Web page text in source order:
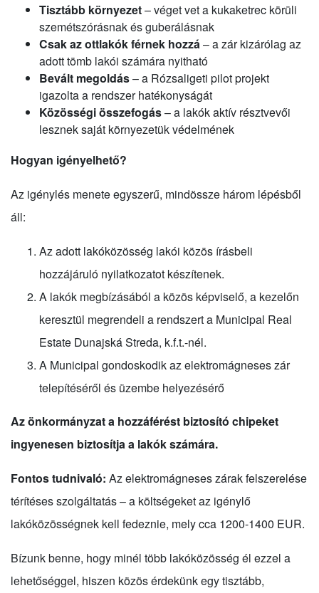
Tisztább környezet– véget vet a kukaketrec körüli
szemétszórásnak és guberálásnak
Csak az ottlakók férnek hozzá– a zár kizárólag az
adott tömb lakói számára nyitható
Bevált megoldás– a Rózsaligeti pilot projekt
igazolta a rendszer hatékonyságát
Közösségi összefogás– a lakók aktív résztvevői
lesznek saját környezetük védelmének
Hogyan igényelhető?
Az igénylés menete egyszerű, mindössze három lépésből
áll:
Az adott lakóközösség lakói közös írásbeli
hozzájáruló nyilatkozatot készítenek.
A lakók megbízásából a közös képviselő, a kezelőn
keresztül megrendeli a rendszert a Municipal Real
Estate Dunajská Streda, k.f.t.-nél.
A Municipal gondoskodik az elektromágneses zár
telepítéséről és üzembe helyezésérő
Az önkormányzat a hozzáférést biztosító chipeket
ingyenesen biztosítja a lakók számára.
Fontos tudnivaló: Az elektromágneses zárak felszerelése
térítéses szolgáltatás – a költségeket az igénylő
lakóközösségnek kell fedeznie, mely cca 1200-1400 EUR.
Bízunk benne, hogy minél több lakóközösség él ezzel a
lehetőséggel, hiszen közös érdekünk egy tisztább,